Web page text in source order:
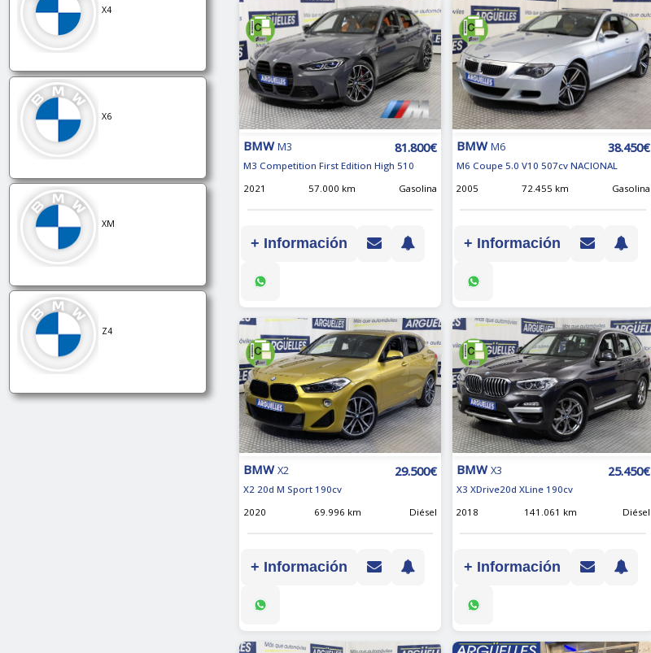
BMW M3 81.800€
M3 Competition First Edition High 510
2021
57.000 km Gasolina
+ Información
BMW M6 38.450€
M6 Coupe 5.0 V10 507cv NACIONAL
2005
72.455 km Gasolina
+ Información
BMW X2 29.500€
X2 20d M Sport 190cv
2020
69.996 km Diésel
+ Información
BMW X3 25.450€
X3 XDrive20d XLine 190cv
2018
141.061 km Diésel
+ Información
X4
X6
XM
Z4